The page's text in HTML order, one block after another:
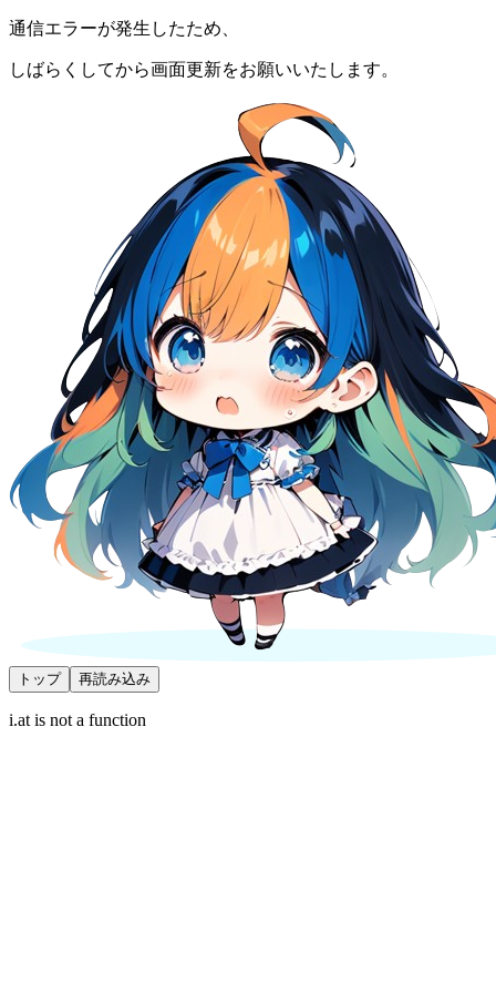
通信エラーが発生したため、
しばらくしてから画面更新をお願いいたします。
トップ 再読み込み
i.at is not a function